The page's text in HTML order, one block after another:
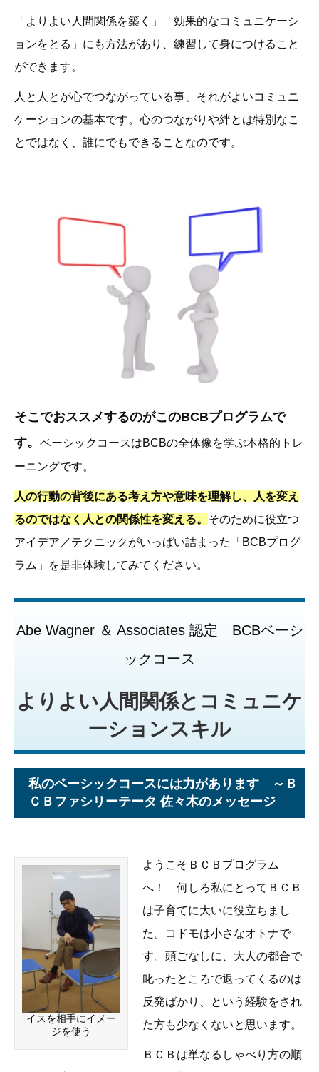
「よりよい人間関係を築く」「効果的なコミュニケーシ
ョンをとる」にも方法があり、練習して身につけること
ができます。
人と人とが心でつながっている事、それがよいコミュニ
ケーションの基本です。心のつながりや絆とは特別なこ
とではなく、誰にでもできることなのです。
そこでおススメするのがこのBCBプログラムで
す。 ベーシックコースはBCBの全体像を学ぶ本格的トレ
ーニングです。
人の行動の背後にある考え方や意味を理解し、人を変え
るのではなく人との関係性を変える。 そのために役立つ
アイデア／テクニックがいっぱい詰まった「BCBプログ
ラム」を是非体験してみてください。
Abe Wagner ＆ Associates 認定 BCBベーシ
ックコース
よりよい人間関係とコミュニケ
ーションスキル
私のベーシックコースには力があります ～Ｂ
ＣＢファシリーテータ 佐々木のメッセージ
イスを相手にイメー
ジを使う
ようこそＢＣＢプログラム
へ！ 何しろ私にとってＢＣＢ
は子育てに大いに役立ちまし
た。コドモは小さなオトナで
す。頭ごなしに、大人の都合で
叱ったところで返ってくるのは
反発ばかり、という経験をされ
た方も少なくないと思います。
ＢＣＢは単なるしゃべり方の順